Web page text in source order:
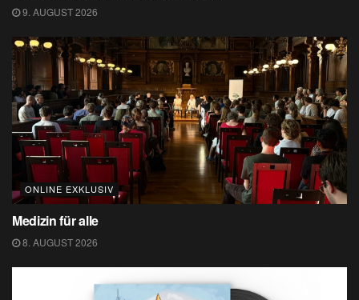
9. AUGUST 2026
ONLINE EXKLUSIV
Medizin für alle
8. AUGUST 2026